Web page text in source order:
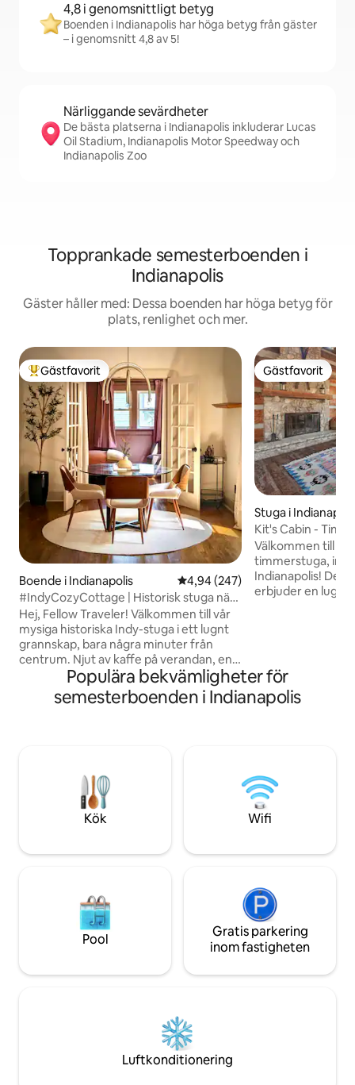
4,8 i genomsnittligt betyg
Boenden i Indianapolis har höga betyg från gäster
– i genomsnitt 4,8 av 5!
Närliggande sevärdheter
De bästa platserna i Indianapolis inkluderar Lucas
Oil Stadium, Indianapolis Motor Speedway och
Indianapolis Zoo
Topprankade semesterboenden i
Indianapolis
Gäster håller med: Dessa boenden har höga betyg för
plats, renlighet och mer.
Populär gästfavorit
Gästfavorit
Boende i Indianapolis 4,94 av 5 i genomsnittligt
4,94 (247)
#IndyCozyCottage | Historisk stuga nära
centrum
Hej, Fellow Traveler! Välkommen till vår
mysiga historiska Indy-stuga i ett lugnt
grannskap, bara några minuter från
centrum. Njut av kaffe på verandan, en
inhägnad gård för husdjur och enkel
tillgång till Mass Ave, Bottleworks och
Lucas Oil Stadium. Genomtänkt
och walk-in-garderob, ett uppdaterat
och välutrustat kök, ett extra flexibelt
sovrum/kontor och ett garage för två
bilar. Perfekt för ditt nästa Indy-äventyr!
Gästfavorit
Gästfavorit
Stuga i
Kit's Cabin -
Indianapolis
Välkommen till
timmerstuga,
Indianapolis!
erbjuder en lugn
exponerade
eldstad i sten.
inredning och
Populära bekvämligheter för
semesterboenden i Indianapolis
Kök Wifi
Pool
Gratis parkering
inom fastigheten
Luftkonditionering